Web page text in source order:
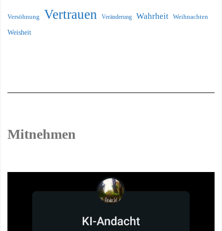
Versöhnung Vertrauen Veränderung Wahrheit Weihnachten
Weisheit
Mitnehmen